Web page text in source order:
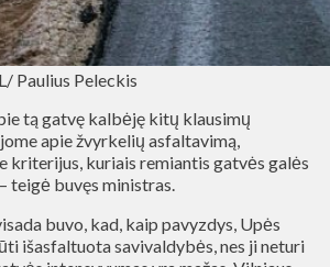
Paulius Peleckis
tą gatvę kalbėję kitų klausimų
apie žvyrkelių asfaltavimą,
kriterijus, kuriais remiantis gatvės galės
teigė buvęs ministras.
buvo, kad, kaip pavyzdys, Upės
išasfaltuota savivaldybės, nes ji neturi